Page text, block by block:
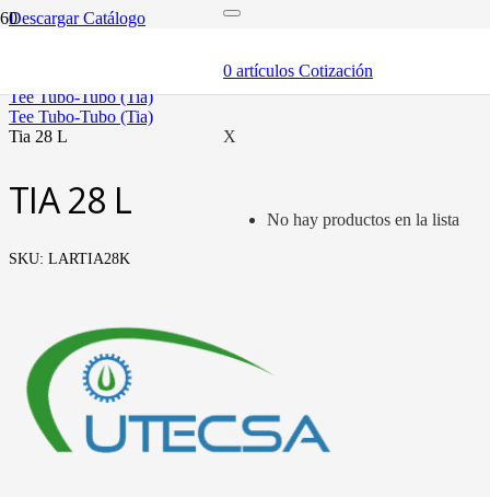
0 artículos Cotización
X
No hay productos en la lista
Descargar Catálogo
tee tubo-tubo (tia)
tee tubo-tubo (tia)
tia 28 l
TIA 28 L
SKU: LARTIA28K